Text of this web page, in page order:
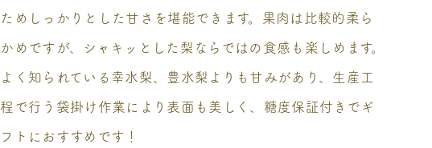
ためしっかりとした甘さを堪能できます。果肉は比較的柔ら
かめですが、シャキッとした梨ならではの食感も楽しめます。
よく知られている幸水梨、豊水梨よりも甘みがあり、生産工
程で行う袋掛け作業により表面も美しく、糖度保証付きでギ
フトにおすすめです！